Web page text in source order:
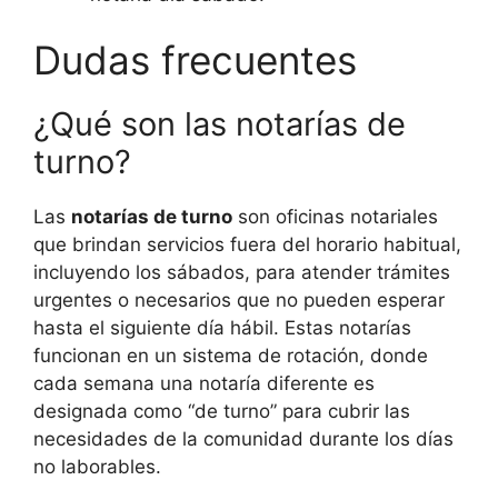
Dudas frecuentes
¿Qué son las notarías de
turno?
Las notarías de turno son oficinas notariales
que brindan servicios fuera del horario habitual,
incluyendo los sábados, para atender trámites
urgentes o necesarios que no pueden esperar
hasta el siguiente día hábil. Estas notarías
funcionan en un sistema de rotación, donde
cada semana una notaría diferente es
designada como “de turno” para cubrir las
necesidades de la comunidad durante los días
no laborables.